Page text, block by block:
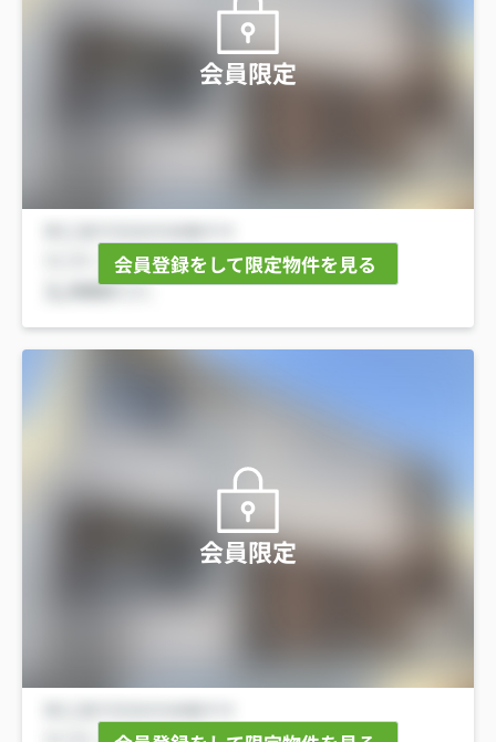
会員限定
会員登録をして限定物件を見る
会員限定